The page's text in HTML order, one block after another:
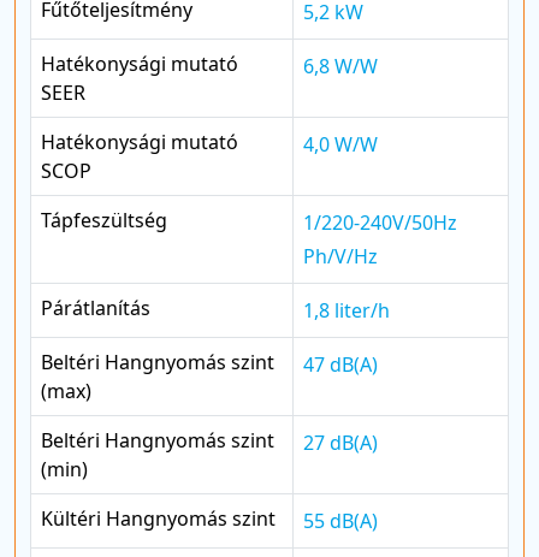
Fűtőteljesítmény
5,2 kW
Hatékonysági mutató
SEER
6,8 W/W
Hatékonysági mutató
SCOP
4,0 W/W
Tápfeszültség
1/220-240V/50Hz
Ph/V/Hz
Párátlanítás
1,8 liter/h
Beltéri Hangnyomás szint
(max)
47 dB(A)
Beltéri Hangnyomás szint
(min)
27 dB(A)
Kültéri Hangnyomás szint
55 dB(A)